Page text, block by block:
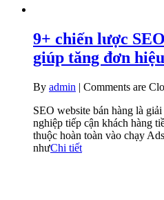
9+ chiến lược
giúp tăng đơn
By admin | Comments are
SEO website bán hàng là
nghiệp tiếp cận khách hàng
thuộc hoàn toàn vào chạy
nhưChi tiết